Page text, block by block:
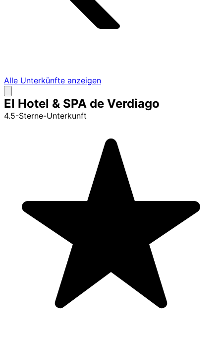
Alle Unterkünfte anzeigen
El Hotel & SPA de Verdiago
4.5-Sterne-Unterkunft